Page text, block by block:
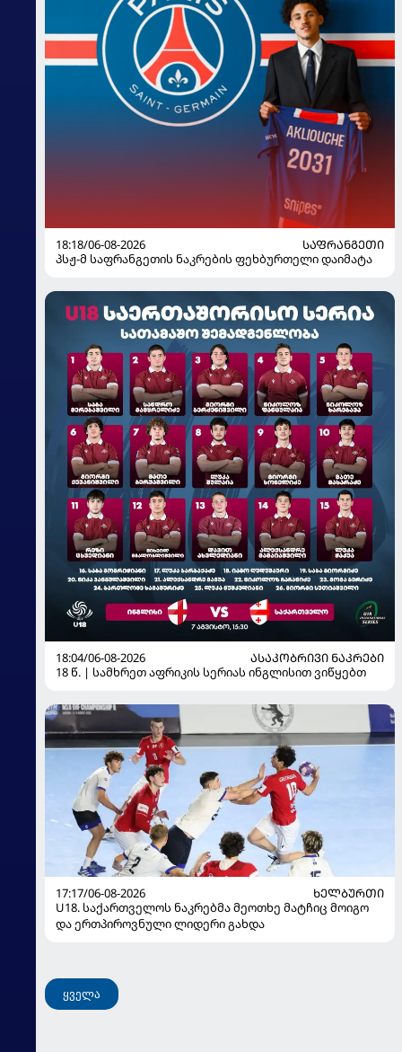
18:18/06-08-2026
ᲡᲐᲤᲠᲐᲜᲒᲔᲗᲘ
პსჟ-მ საფრანგეთის ნაკრების ფეხბურთელი დაიმატა
18:04/06-08-2026
ᲐᲡᲐᲙᲝᲑᲠᲘᲕᲘ ᲜᲐᲙᲠᲔᲑᲘ
18 წ. | სამხრეთ აფრიკის სერიას ინგლისით ვიწყებთ
17:17/06-08-2026
ᲮᲔᲚᲑᲣᲠᲗᲘ
U18. საქართველოს ნაკრებმა მეოთხე მატჩიც მოიგო
და ერთპიროვნული ლიდერი გახდა
ყველა